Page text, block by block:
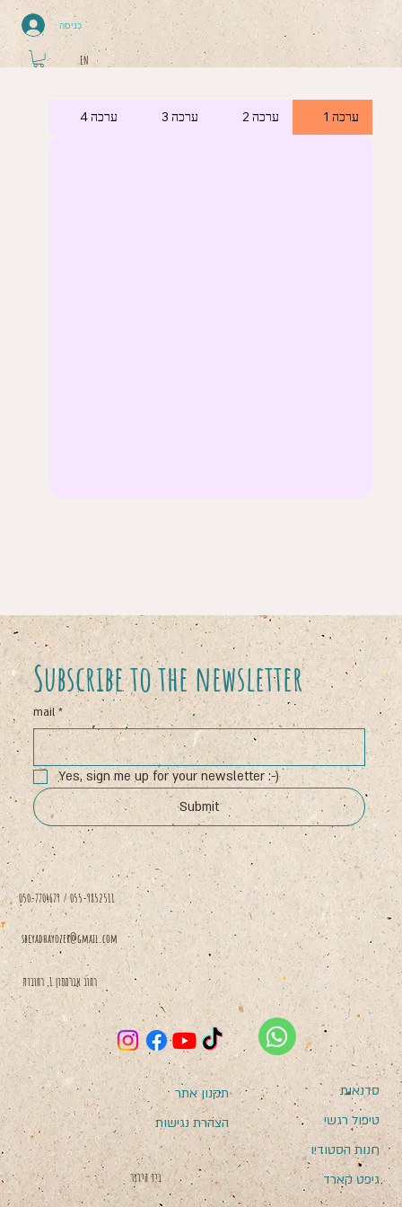
כניסה
EN
ערכה 1 ערכה 2 ערכה 3 ערכה 4
Subscribe to the newsletter
mail *
Yes, sign me up for your newsletter :-)
Submit
050-7704679 / 055-9852511
sbeyadhayozer@gmail.com
רחוב אברמסון 1, רחובות
סדנאות
טיפול רגשי
חנות הסטודיו
גיפט קארד
בְּיַד הַיּוֹצֵר
תקנון אתר
הצהרת נגישות